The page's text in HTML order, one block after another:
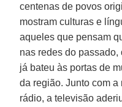
centenas de povos
mostram culturas e
aqueles que pensam
nas redes do
já bateu às portas de
da região. Junto com
rádio, a televisão